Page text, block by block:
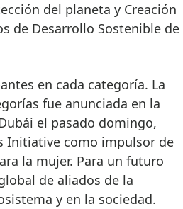
del planeta y Creación
de Desarrollo Sostenible de
en cada categoría. La
fue anunciada en la
el pasado domingo,
Initiative como impulsor de
la mujer. Para un futuro
de aliados de la
y en la sociedad.